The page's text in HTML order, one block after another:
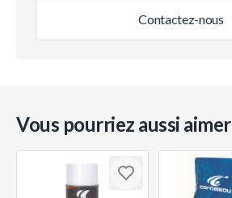
Contactez-nous
Vous pourriez aussi aimer